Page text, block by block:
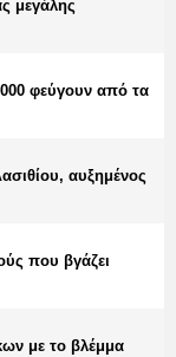
μεγάλης
φεύγουν από τα
αυξημένος
που βγάζει
με το βλέμμα